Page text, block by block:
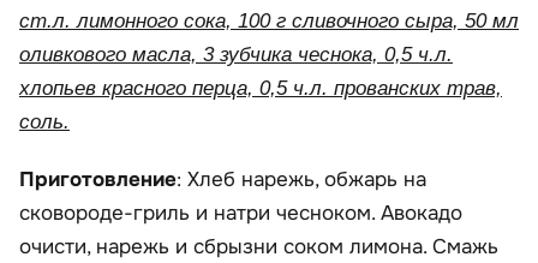
ст.л. лимонного сока, 100 г сливочного сыра, 50 мл
оливкового масла, 3 зубчика чеснока, 0,5 ч.л.
хлопьев красного перца, 0,5 ч.л. прованских трав,
соль.
Приготовление: Хлеб нарежь, обжарь на
сковороде-гриль и натри чесноком. Авокадо
очисти, нарежь и сбрызни соком лимона. Смажь